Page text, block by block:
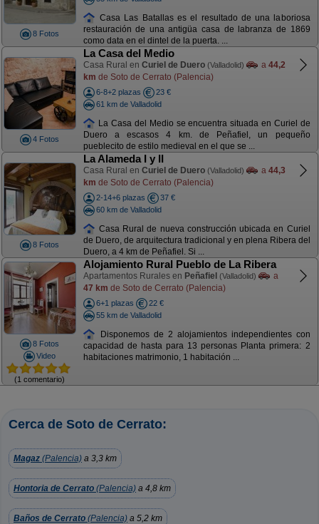
8 Fotos
Casa Las Batallas es el resultado de una laboriosa
restauración de una antigüa casa de labranza de 1869
como data en el dintel de la puerta. ...
4 Fotos
La Casa del Medio
Casa Rural en Curiel de Duero (Valladolid) a 44,2
km de Soto de Cerrato (Palencia)
6-8+2 plazas
23 €
61 km de Valladolid
La Casa del Medio se encuentra situada en Curiel de
Duero a escasos 4 km. de Peñafiel, un pequeño
pueblecito de estilo medieval en el que se ...
8 Fotos
La Alameda I y II
Casa Rural en Curiel de Duero (Valladolid) a 44,3
km de Soto de Cerrato (Palencia)
2-14+6 plazas
37 €
60 km de Valladolid
Casa Rural de nueva construcción ubicada en Curiel
de Duero, de arquitectura tradicional y en plena Ribera del
Duero, a 4 km de Peñafiel. Si ...
8 Fotos
Video
(1 comentario)
Alojamiento Rural Pueblo de La Ribera
Apartamentos Rurales en Peñafiel (Valladolid)
a
47 km de Soto de Cerrato (Palencia)
6+1 plazas
22 €
55 km de Valladolid
Disponemos de 2 alojamientos independientes con
capacidad de hasta para 13 personas Planta primera: 2
habitaciones matrimonio, 1 habitación ...
Cerca de Soto de Cerrato:
Magaz (Palencia) a 3,3 km
Hontoria de Cerrato (Palencia) a 4,8 km
Baños de Cerrato (Palencia) a 5,2 km